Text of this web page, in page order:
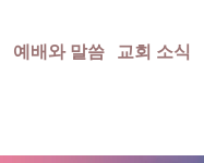
예배와 말씀 교회 소식